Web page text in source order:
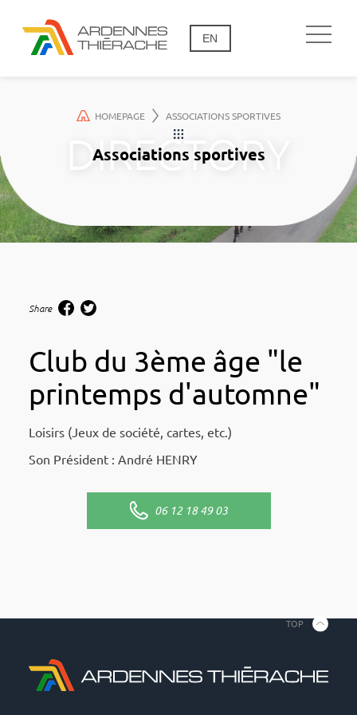
EN
HOMEPAGE ASSOCIATIONS SPORTIVES
Associations sportives
Club du 3ème âge "le
printemps d'automne"
Share
Loisirs (Jeux de société, cartes, etc.)
Son Président : André HENRY
06 12 18 49 03
TOP